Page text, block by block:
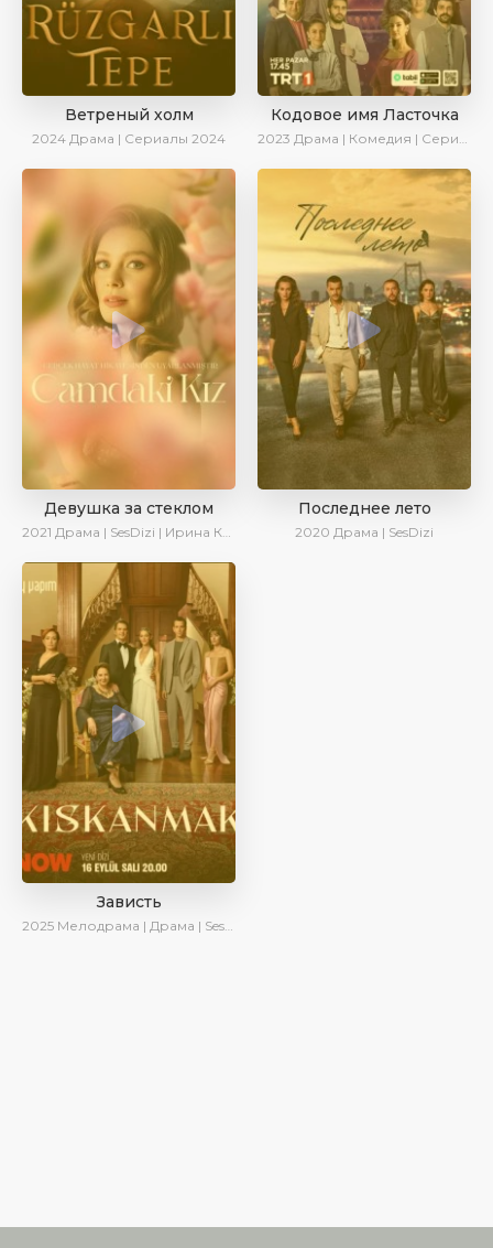
Ветреный холм
2024 Драма | Сериалы 2024
Кодовое имя Ласточка
2023 Драма | Комедия | Сериалы 2023
Девушка за стеклом
2021 Драма | SesDizi | Ирина Котова
Последнее лето
2020 Драма | SesDizi
Зависть
2025 Мелодрама | Драма | SesDizi | Ирина Котова | AlisaDirilis | Новинки | Сериалы 2025